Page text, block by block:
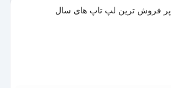
پر فروش ترین لپ تاپ های سال